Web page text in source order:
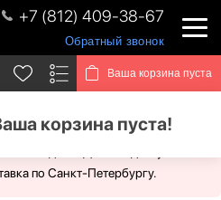
+7 (812) 409-38-67
Обратный звонок
Ваша корзина пуста
корзина пуста!
выходных. Для Вас доступен
по Санкт-Петербургу.